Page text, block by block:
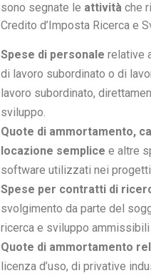
sono segnate le attività che
Credito d’Imposta Ricerca e
Spese di personale relative
di lavoro subordinato o di
lavoro subordinato,
sviluppo.
Quote di ammortamento,
locazione semplice e altre
software utilizzati nei
Spese per contratti di
svolgimento da parte del
ricerca e sviluppo ammissibili
Quote di ammortamento
licenza d’uso, di privative